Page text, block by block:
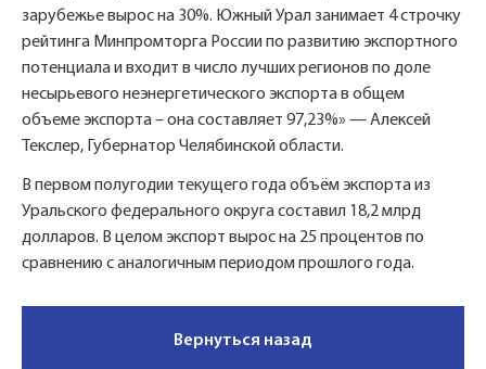
зарубежье вырос на 30%. Южный Урал занимает 4 строчку
рейтинга Минпромторга России по развитию экспортного
потенциала и входит в число лучших регионов по доле
несырьевого неэнергетического экспорта в общем
объеме экспорта – она составляет 97,23%» — Алексей
Текслер, Губернатор Челябинской области.
В первом полугодии текущего года объём экспорта из
Уральского федерального округа составил 18,2 млрд
долларов. В целом экспорт вырос на 25 процентов по
сравнению с аналогичным периодом прошлого года.
Вернуться назад